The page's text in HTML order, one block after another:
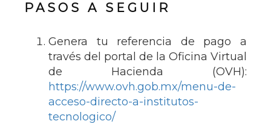
PASOS A SEGUIR
Genera tu referencia de pago a
través del portal de la Oficina Virtual
de Hacienda (OVH):
https://www.ovh.gob.mx/menu-de-
acceso-directo-a-institutos-
tecnologico/